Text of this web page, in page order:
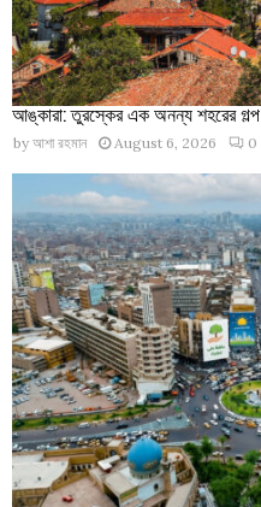
আঙ্কারা: তুরস্কের এক অনন্য শহরের গল্প
by আশা রহমান August 6, 2026 0